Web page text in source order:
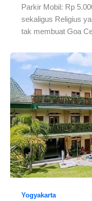
Parkir Mobil: Rp
sekaligus Religius
tak membuat Goa
Yogyakarta